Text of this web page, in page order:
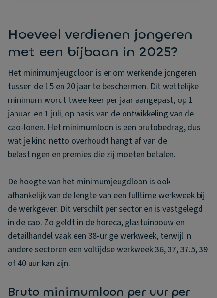
Hoeveel verdienen jongeren
met een bijbaan in 2025?
Het minimumjeugdloon is er om werkende jongeren
tussen de 15 en 20 jaar te beschermen. Dit wettelijke
minimum wordt twee keer per jaar aangepast, op 1
januari en 1 juli, op basis van de ontwikkeling van de
cao-lonen. Het minimumloon is een brutobedrag, dus
wat je kind netto overhoudt hangt af van de
belastingen en premies die zij moeten betalen.
De hoogte van het minimumjeugdloon is ook
afhankelijk van de lengte van een fulltime werkweek bij
de werkgever. Dit verschilt per sector en is vastgelegd
in de cao. Zo geldt in de horeca, glastuinbouw en
detailhandel vaak een 38-urige werkweek, terwijl in
andere sectoren een voltijdse werkweek 36, 37, 37.5, 39
of 40 uur kan zijn.
Bruto minimumloon per uur per